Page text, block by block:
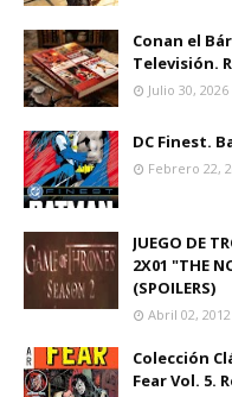
Conan el
Televisión.
Julio 30, 2026
DC Finest.
Febrero 22,
JUEGO DE
2X01 "THE
(SPOILERS)
Abril 02, 2012
Colección
Fear Vol. 5.